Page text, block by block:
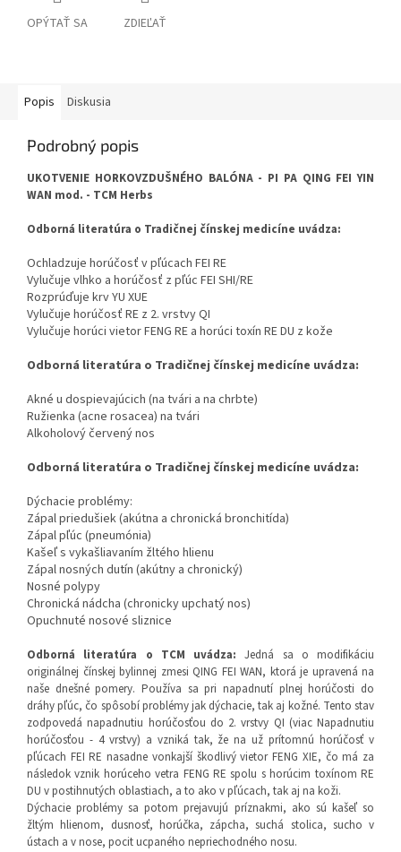
OPÝTAŤ SA ZDIEĽAŤ
Popis Diskusia
Podrobný popis
UKOTVENIE HORKOVZDUŠNÉHO BALÓNA - PI PA QING FEI YIN
WAN mod. - TCM Herbs
Odborná literatúra o Tradičnej čínskej medicíne uvádza:
Ochladzuje horúčosť v pľúcach FEI RE
Vylučuje vlhko a horúčosť z pľúc FEI SHI/RE
Rozprúďuje krv YU XUE
Vylučuje horúčosť RE z 2. vrstvy QI
Vylučuje horúci vietor FENG RE a horúci toxín RE DU z kože
Odborná literatúra o Tradičnej čínskej medicíne uvádza:
Akné u dospievajúcich (na tvári a na chrbte)
Ružienka (acne rosacea) na tvári
Alkoholový červený nos
Odborná literatúra o Tradičnej čínskej medicíne uvádza:
Dýchacie problémy:
Zápal priedušiek (akútna a chronická bronchitída)
Zápal pľúc (pneumónia)
Kašeľ s vykašliavaním žltého hlienu
Zápal nosných dutín (akútny a chronický)
Nosné polypy
Chronická nádcha (chronicky upchatý nos)
Opuchnuté nosové sliznice
Odborná literatúra o TCM uvádza: Jedná sa o modifikáciu
originálnej čínskej bylinnej zmesi QING FEI WAN, ktorá je upravená na
naše dnešné pomery. Používa sa pri napadnutí plnej horúčosti do
dráhy pľúc, čo spôsobí problémy jak dýchacie, tak aj kožné. Tento stav
zodpovedá napadnutiu horúčosťou do 2. vrstvy QI (viac Napadnutiu
horúčosťou - 4 vrstvy) a vzniká tak, že na už prítomnú horúčosť v
pľúcach FEI RE nasadne vonkajší škodlivý vietor FENG XIE, čo má za
následok vznik horúceho vetra FENG RE spolu s horúcim toxínom RE
DU v postihnutých oblastiach, a to ako v pľúcach, tak aj na koži.
Dýchacie problémy sa potom prejavujú príznakmi, ako sú kašeľ so
žltým hlienom, dusnosť, horúčka, zápcha, suchá stolica, sucho v
ústach a v nose, pocit ucpaného nepriechodného nosu.